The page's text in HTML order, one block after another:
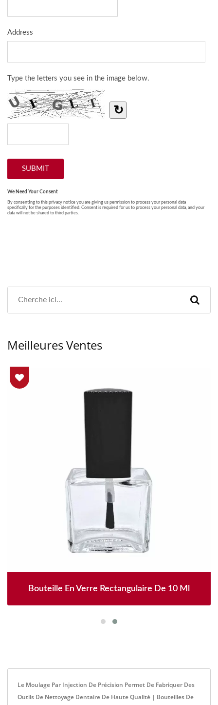
Meilleures Ventes
Bouteille En Verre Rectangulaire De 10 Ml
Le Moulage Par Injection De Précision Permet De Fabriquer Des
Outils De Nettoyage Dentaire De Haute Qualité | Bouteilles De